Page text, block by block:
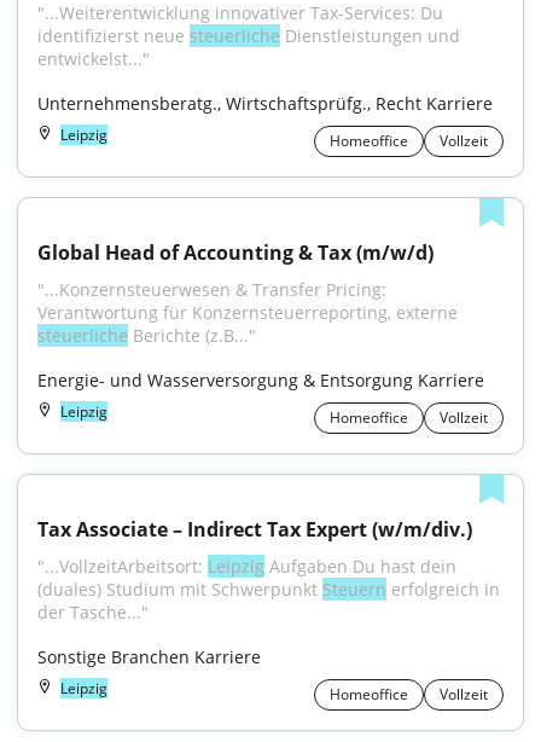
"...Weiterentwicklung innovativer Tax-Services: Du
identifizierst neue steuerliche Dienstleistungen und
entwickelst..."
Unternehmensberatg., Wirtschaftsprüfg., Recht Karriere
Leipzig Homeoffice Vollzeit
Global Head of Accounting & Tax (m/w/d)
"...Konzernsteuerwesen & Transfer Pricing:
steuerliche Berichte (z.B..."
Energie- und Wasserversorgung & Entsorgung Karriere
Leipzig Homeoffice Vollzeit
Tax Associate – Indirect Tax Expert (w/m/div.)
"...VollzeitArbeitsort: Leipzig Aufgaben Du hast dein
(duales) Studium mit Schwerpunkt Steuern erfolgreich in
der Tasche..."
Sonstige Branchen Karriere
Leipzig Homeoffice Vollzeit